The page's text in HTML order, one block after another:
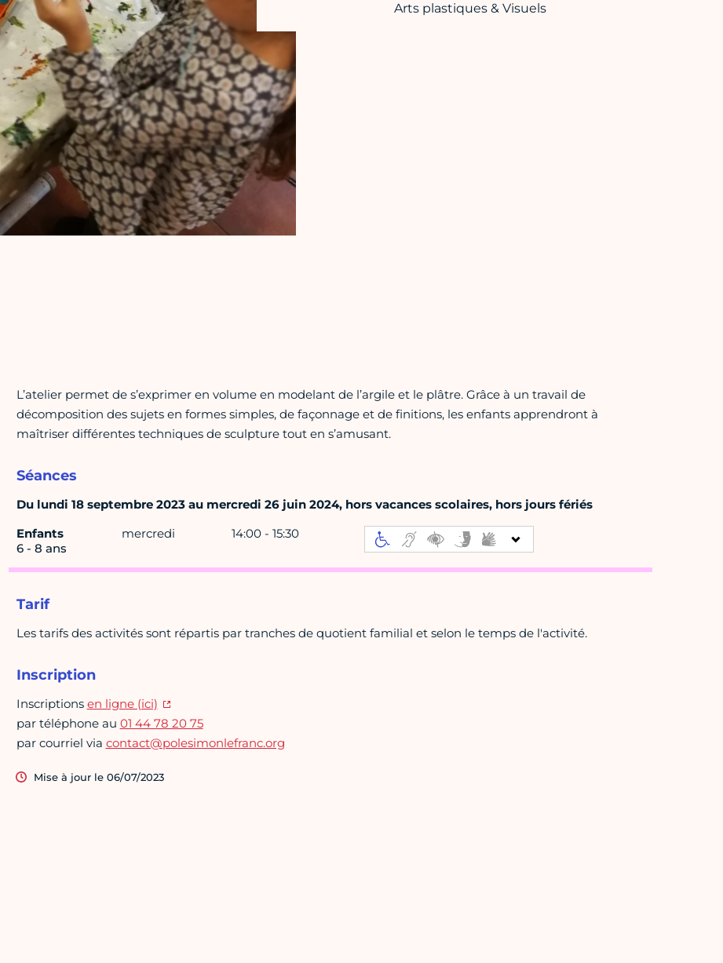
Arts plastiques & Visuels
L’atelier permet de s’exprimer en volume en modelant de l’argile et le plâtre. Grâce à un travail de
décomposition des sujets en formes simples, de façonnage et de finitions, les enfants apprendront à
maîtriser différentes techniques de sculpture tout en s’amusant.
Séances
Du lundi 18 septembre 2023 au mercredi 26 juin 2024, hors vacances scolaires, hors jours fériés
Enfants
6 - 8 ans
mercredi 14:00 - 15:30
Tarif
Les tarifs des activités sont répartis par tranches de quotient familial et selon le temps de l'activité.
Inscription
Inscriptions en ligne (ici)
par téléphone au 01 44 78 20 75
par courriel via contact@polesimonlefranc.org
Mise à jour le 06/07/2023